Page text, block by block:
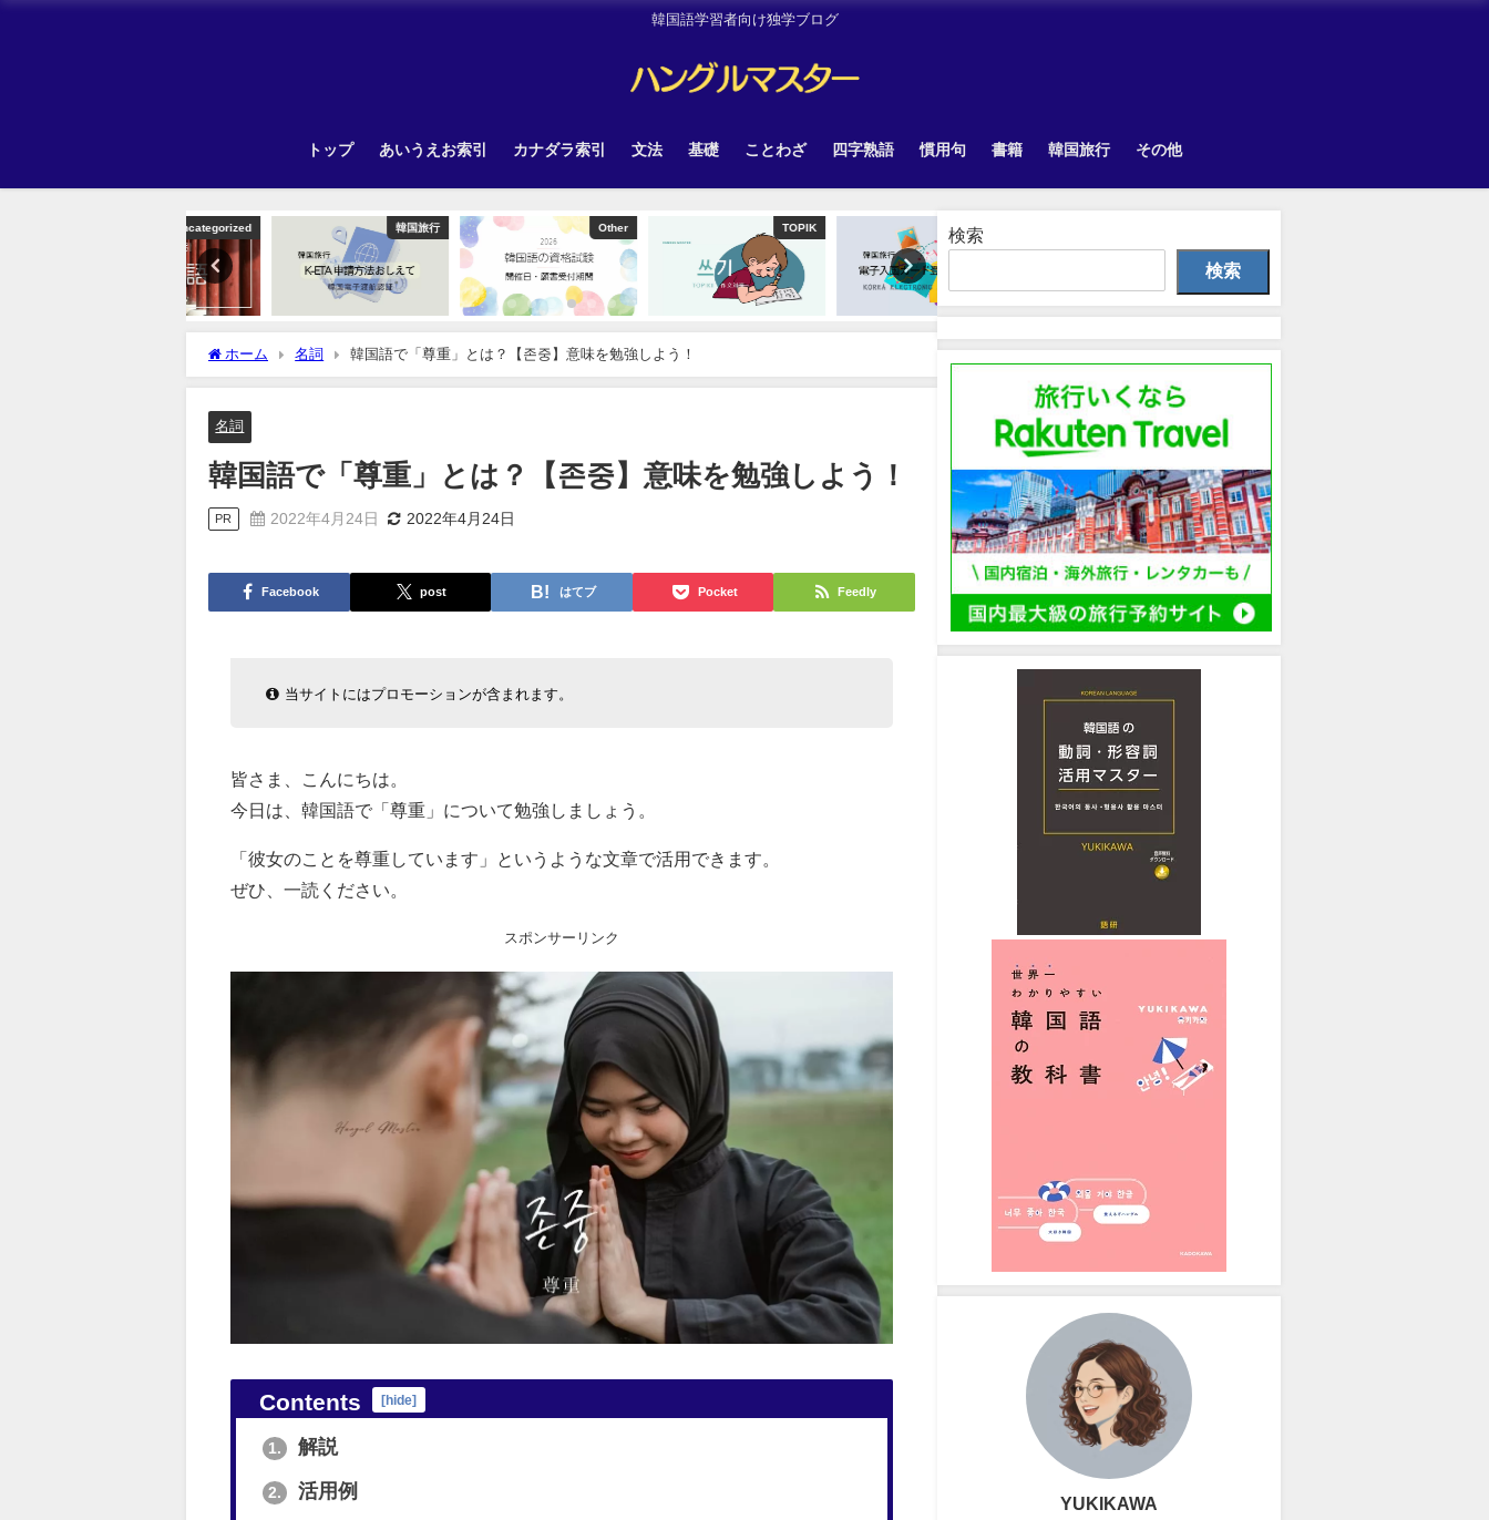
韓国語学習者向け独学ブログ
トップ あいうえお索引 カナダラ索引 文法 基礎 ことわざ 四字熟語 慣用句 書籍 韓国旅行 その他
韓国旅行 韓国旅行
ホーム 名詞 韓国語で「尊重」とは？【존중】意味を勉強しよう！
名詞
韓国語で「尊重」とは？【존중】意味を勉強しよう！
PR 2022年4月24日 2022年4月24日
Facebook post はてブ Pocket Feedly
当サイトにはプロモーションが含まれます。
皆さま、こんにちは。
今日は、韓国語で「尊重」について勉強しましょう。
「彼女のことを尊重しています」というような文章で活用できます。
ぜひ、一読ください。
スポンサーリンク
Contents [hide]
1. 解説
2. 活用例
検索
検索
YUKIKAWA